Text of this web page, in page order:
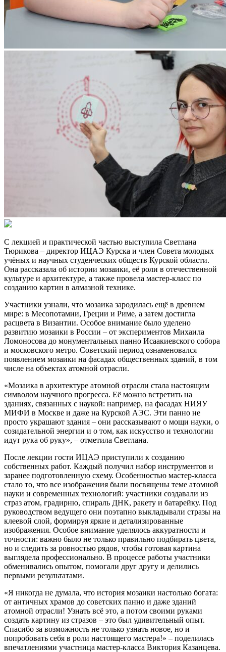
С лекцией и практической частью выступила Светлана
Тюрикова – директор ИЦАЭ Курска и член Совета молодых
учёных и научных студенческих обществ Курской области.
Она рассказала об истории мозаики, её роли в отечественной
культуре и архитектуре, а также провела мастер-класс по
созданию картин в алмазной технике.
Участники узнали, что мозаика зародилась ещё в древнем
мире: в Месопотамии, Греции и Риме, а затем достигла
расцвета в Византии. Особое внимание было уделено
развитию мозаики в России – от экспериментов Михаила
Ломоносова до монументальных панно Исаакиевского собора
и московского метро. Советский период ознаменовался
появлением мозаики на фасадах общественных зданий, в том
числе на объектах атомной отрасли.
«Мозаика в архитектуре атомной отрасли стала настоящим
символом научного прогресса. Её можно встретить на
зданиях, связанных с наукой: например, на фасадах НИЯУ
МИФИ в Москве и даже на Курской АЭС. Эти панно не
просто украшают здания – они рассказывают о мощи науки, о
созидательной энергии и о том, как искусство и технологии
идут рука об руку», – отметила Светлана.
После лекции гости ИЦАЭ приступили к созданию
собственных работ. Каждый получил набор инструментов и
заранее подготовленную схему. Особенностью мастер-класса
стало то, что все изображения были посвящены теме атомной
науки и современных технологий: участники создавали из
страз атом, градирню, спираль ДНК, ракету и батарейку. Под
руководством ведущего они поэтапно выкладывали стразы на
клеевой слой, формируя яркие и детализированные
изображения. Особое внимание уделялось аккуратности и
точности: важно было не только правильно подбирать цвета,
но и следить за ровностью рядов, чтобы готовая картина
выглядела профессионально. В процессе работы участники
обменивались опытом, помогали друг другу и делились
первыми результатами.
«Я никогда не думала, что история мозаики настолько богата:
от античных храмов до советских панно и даже зданий
атомной отрасли! Узнать всё это, а потом своими руками
создать картину из стразов – это был удивительный опыт.
Спасибо за возможность не только узнать новое, но и
попробовать себя в роли настоящего мастера!» – поделилась
впечатлениями участница мастер-класса Виктория Казанцева.